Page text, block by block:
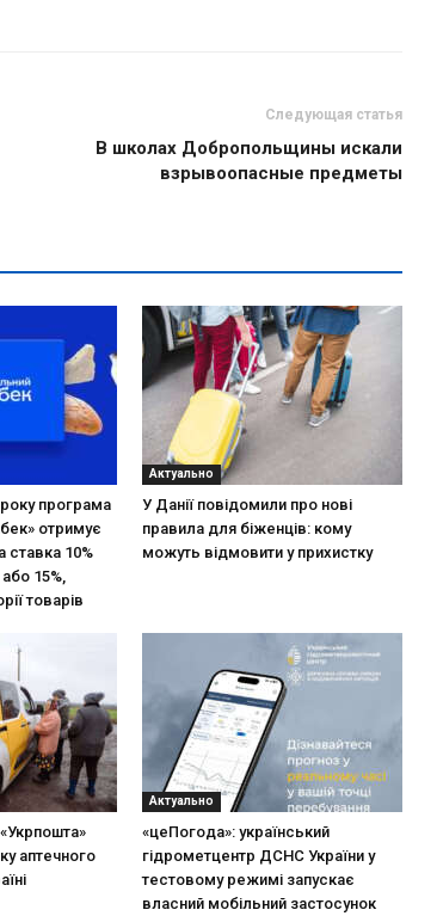
Следующая статья
В школах Добропольщины искали
взрывоопасные предметы
програма
отримує
ставка 10%
15%,
товарів
Актуально
У Данії повідомили про нові
правила для біженців: кому
можуть відмовити у прихистку
аптечного
Актуально
«цеПогода»: український
гідрометцентр ДСНС України у
тестовому режимі запускає
власний мобільний застосунок